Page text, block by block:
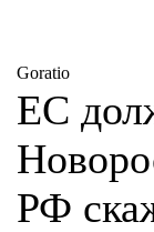
Goratio
ЕС
РФ